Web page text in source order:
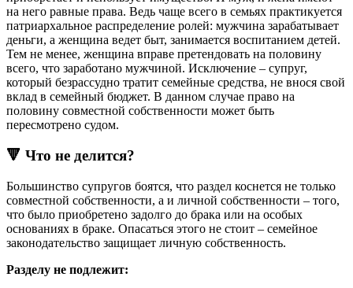
на него равные права. Ведь чаще всего в семьях практикуется
патриархальное распределение ролей: мужчина зарабатывает
деньги, а женщина ведет быт, занимается воспитанием детей.
Тем не менее, женщина вправе претендовать на половину
всего, что заработано мужчиной. Исключение – супруг,
который безрассудно тратит семейные средства, не внося свой
вклад в семейный бюджет. В данном случае право на
половину совместной собственности может быть
пересмотрено судом.
🔻 Что не делится?
Большинство супругов боятся, что раздел коснется не только
совместной собственности, а и личной собственности – того,
что было приобретено задолго до брака или на особых
основаниях в браке. Опасаться этого не стоит – семейное
законодательство защищает личную собственность.
Разделу не подлежит: